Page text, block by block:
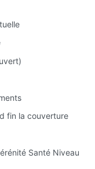
fin la couverture
Santé Niveau